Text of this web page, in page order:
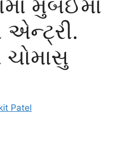
મુંબઈમાં
એન્ટ્રી.
ચોમાસુ
Patel